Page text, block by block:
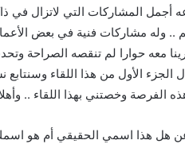
أجمل المشاركات التي لاتزال في
.. وله مشاركات فنية في بعض
معه حوارا لم تنقصه الصراحة
الجزء الأول من هذا اللقاء وسنتابع
الفرصة وخصتني بهذا اللقاء ..
هل هذا اسمي الحقيقي أم هو